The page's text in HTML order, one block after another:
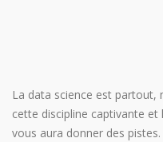
La data science est partout,
cette discipline captivante et
vous aura donner des